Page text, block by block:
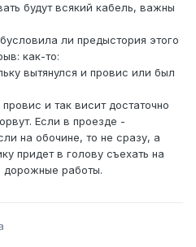
будут всякий кабель, важны
ли предыстория этого
как-то:
вытянулся и провис или был
и так висит достаточно
Если в проезде -
на обочине, то не сразу, а
придет в голову съехать на
дорожные работы.